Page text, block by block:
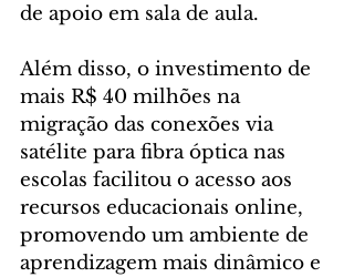
de apoio em sala de aula.
Além disso, o investimento de
mais R$ 40 milhões na
migração das conexões via
satélite para fibra óptica nas
escolas facilitou o acesso aos
recursos educacionais online,
promovendo um ambiente de
aprendizagem mais dinâmico e